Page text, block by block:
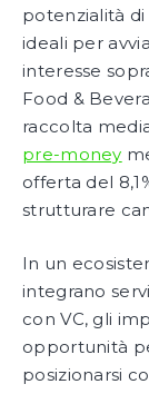
potenzialità di
ideali per
interesse
Food &
raccolta
pre-money
offerta del
strutturare
In un
integrano
con VC, gli
opportunità
posizionarsi